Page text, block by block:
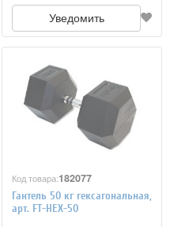
Уведомить
Код товара:182077
Гантель 50 кг гексагональная,
арт. FT-HEX-50